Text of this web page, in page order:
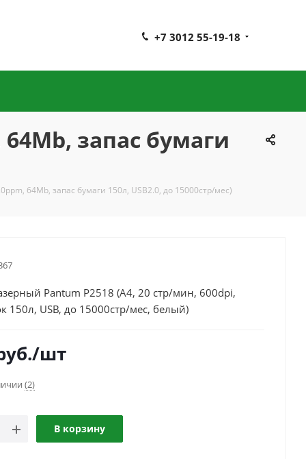
+7 3012 55-19-18
запас бумаги
64Mb, запас бумаги 150л, USB2.0, до 15000стр/мес)
Pantum P2518 (А4, 20 стр/мин, 600dpi,
150л, USB, до 15000стр/мес, белый)
/шт
(2)
В корзину